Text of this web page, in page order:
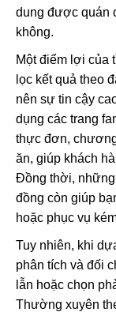
dung được quán
không.
Một điểm lợi của
lọc kết quả theo
nên sự tin cậy
dụng các trang
thực đơn,
ăn, giúp khách
Đồng thời, những
đồng còn giúp
hoặc phục vụ
Tuy nhiên, khi
phân tích và đối
lẫn hoặc chọn
Thường xuyên